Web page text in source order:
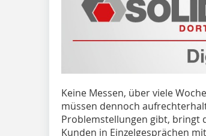
Keine Messen, über viele
müssen dennoch
Problemstellungen gibt, bringt
Kunden in Einzelgesprächen